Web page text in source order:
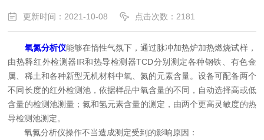
更新时间：2021-10-08 点击次数：2181
氧氮分析仪能够在惰性气氛下，通过脉冲加热炉加热燃烧试样，
由热释红外检测器IR和热导检测器TCD分别测定各种钢铁、有色金
属、稀土和各种新型无机材料中氧、氮的元素含量。设备可配备两个
不同长度的红外检测池，依据样品中氧含量的不同，自动选择高或低
含量的检测池测量；氮和氢元素含量的测定，由两个更高灵敏度的热
导检测池测定。
氧氮分析仪操作不当造成测定受到的影响原因：